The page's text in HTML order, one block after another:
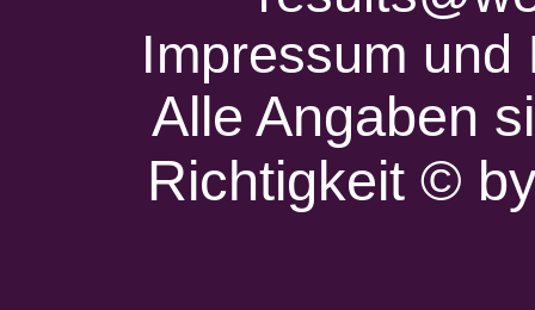
Impressum
Alle Angaben
Richtigkeit ©